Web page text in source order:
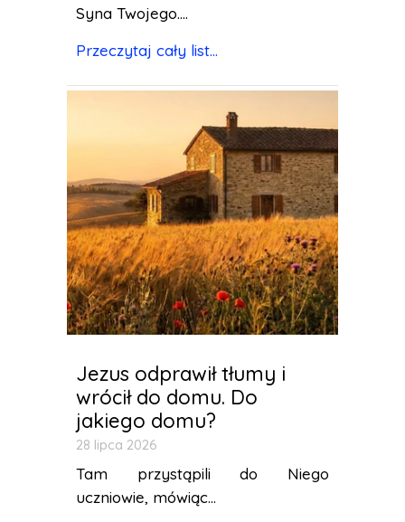
Syna Twojego....
Przeczytaj cały list...
Jezus odprawił tłumy i
wrócił do domu. Do
jakiego domu?
28 lipca 2026
Tam przystąpili do Niego
uczniowie, mówiąc...